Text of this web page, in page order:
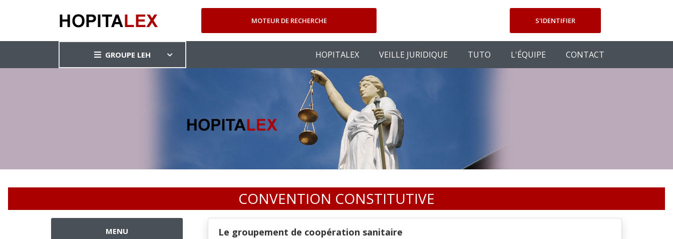
MOTEUR DE RECHERCHE S'IDENTIFIER
GROUPE LEH HOPITALEX VEILLE JURIDIQUE TUTO L'ÉQUIPE CONTACT
CONVENTION CONSTITUTIVE
Le groupement de coopération sanitaire
MENU